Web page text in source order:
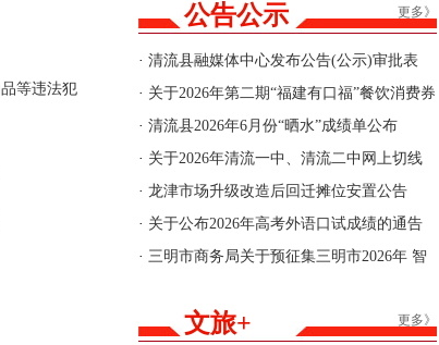
更多》
公告公示
· 清流县融媒体中心发布公告(公示)审批表
· 关于2026年第二期“福建有口福”餐饮消费券
商户报名的公告
· 清流县2026年6月份“晒水”成绩单公布
· 关于2026年清流一中、清流二中网上切线
招生结果的公告
· 龙津市场升级改造后回迁摊位安置公告
· 关于公布2026年高考外语口试成绩的通告
· 三明市商务局关于预征集三明市2026年 智
更多》
文旅+
等违法犯